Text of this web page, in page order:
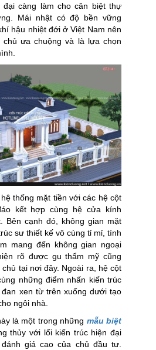
càng làm cho căn biệt thự
Mái nhật có độ bền vững
hậu nhiệt đới ở Việt Nam nên
ưa chuộng và là lựa chọn
thống mặt tiền với các hệ cột
kết hợp cùng hệ cửa kính
Bên cạnh đó, không gian mặt
sư thiết kế vô cùng tỉ mỉ, tính
mang đến không gian ngoại
rõ được gu thẩm mỹ cũng
tại nơi đây. Ngoài ra, hệ cột
những điểm nhấn kiến trúc
xen từ trên xuống dưới tạo
ngôi nhà.
là một trong những mẫu biệt
thủy với lối kiến trúc hiện đại
giá cao của chủ đầu tư.